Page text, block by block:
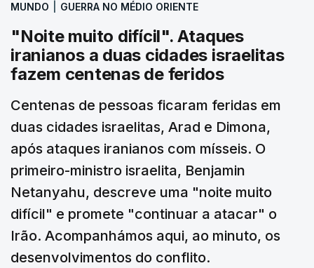
MUNDO GUERRA NO MÉDIO ORIENTE
"Noite muito difícil". Ataques
iranianos a duas cidades israelitas
fazem centenas de feridos
Centenas de pessoas ficaram feridas em
duas cidades israelitas, Arad e Dimona,
após ataques iranianos com mísseis. O
primeiro-ministro israelita, Benjamin
Netanyahu, descreve uma "noite muito
difícil" e promete "continuar a atacar" o
Irão. Acompanhámos aqui, ao minuto, os
desenvolvimentos do conflito.